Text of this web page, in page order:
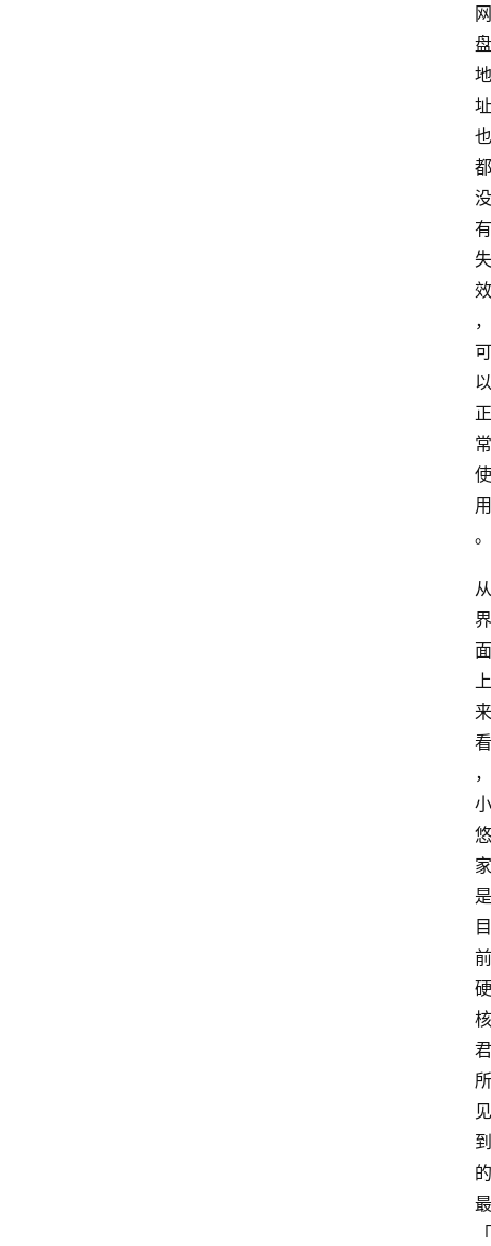
网
盘
地
址
也
都
没
有
失
效
，
可
以
正
常
使
用
。
从
界
面
上
来
看
，
小
悠
家
是
目
前
硬
核
君
所
见
到
的
最
「